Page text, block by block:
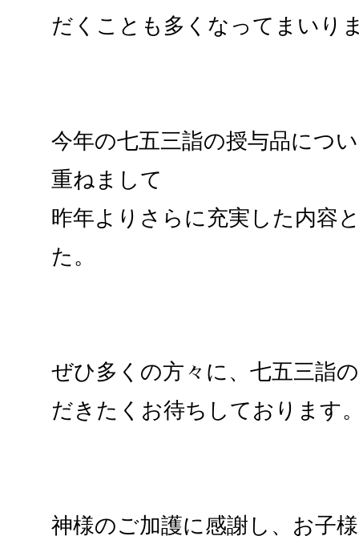
だくことも多くなってまいり
今年の七五三詣の授与品につ
重ねまして
昨年よりさらに充実した内容
た。
ぜひ多くの方々に、七五三詣
だきたくお待ちしております
神様のご加護に感謝し、お子